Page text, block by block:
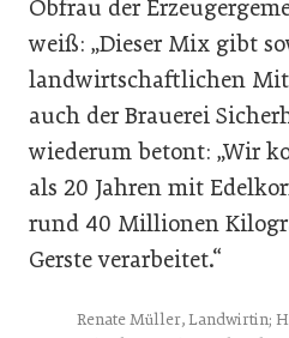
Obfrau der
weiß: „Dieser Mix gibt
landwirtschaftlichen
auch der Brauerei
wiederum betont: „Wir
als 20 Jahren mit
rund 40 Millionen
Gerste verarbeitet.“
Renate Müller, Landwirtin;